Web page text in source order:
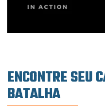
ENCONTRE SEU
BATALHA